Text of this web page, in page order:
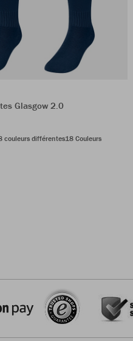
Glasgow 2.0
couleurs différentes18 Couleurs